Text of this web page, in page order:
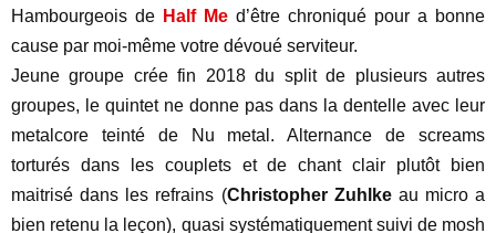
Hambourgeois de Half Me d’être chroniqué pour a bonne
cause par moi-même votre dévoué serviteur.
Jeune groupe crée fin 2018 du split de plusieurs autres
groupes, le quintet ne donne pas dans la dentelle avec leur
metalcore teinté de Nu metal. Alternance de screams
torturés dans les couplets et de chant clair plutôt bien
maitrisé dans les refrains (Christopher Zuhlkeau micro a
bien retenu la leçon), quasi systématiquement suivi de mosh